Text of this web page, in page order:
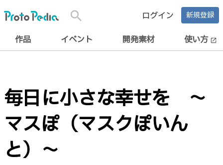
search ログイン 新規登録
作品 イベント 開発素材 使い方 open_in_new
毎日に小さな幸せを ～
マスぽ（マスクぽいん
と）～